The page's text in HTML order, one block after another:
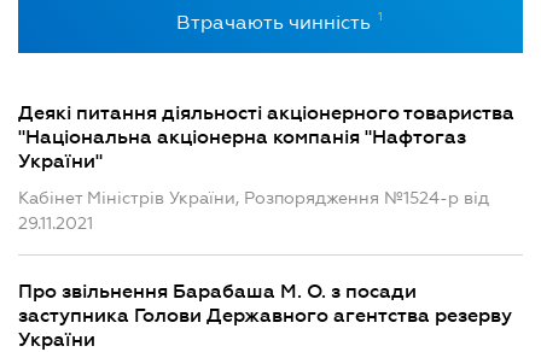
Втрачають чинність 1
Деякі питання діяльності акціонерного товариства
"Національна акціонерна компанія "Нафтогаз
України"
Кабінет Міністрів України, Розпорядження №1524-р від
29.11.2021
Про звільнення Барабаша М. О. з посади
заступника Голови Державного агентства резерву
України